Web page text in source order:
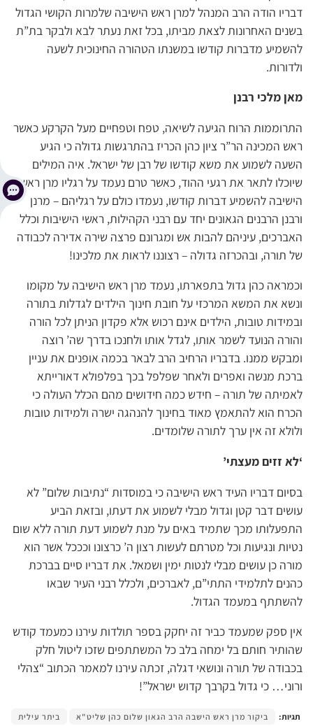
דבריו הודה הרב המנהל למרן ראש הישיבה שלמרות הקושי הגדול
בשנים האחרונות לצאת מביתו, בכל זאת נעתר לבא ולבקר בת”ת
להשמיע מדברות קודשו במשנתו הטהורה החינוכית לשעה
ולדורות.
מאן מלכי רבנן
התרוממות הרוח הגיעה לשיאה, טפח וטפחיים מעל הקרקע כאשר
ראש המכינה הר”ר ציון כהן הכריז בהתרגשות גדולה כי הגיע
השעה לשמוע את משא קודשו של רבן של ישראל. איה המילים
שיוכלו לתאר את רגעי ההוד, כאשר טרם נעמד על רגליו מרן ראש
הישיבה להשמיע דברות קודשו, נעמדו כולם על רגליהם – מרנן
ורבנן הרבנים הגאונים יחד עם רבני הקהילות, ראשי הישיבות וכלל
האברכים, עיניהם להבות אש ומגרונם פרצה שירה אדירה לכבודה
של תורה, ובהכרזה גדולה – רצוננו לראות את מלכינו!
וכמראה כהן גדול בתפארתו, נעמד מרן ראש הישיבה על מקומו
ונשא את המשא המרכזי על חובת חינוך הילדים לגדלות בתורה
ובמידות טובות, הילדים אינם רכוש אלא פקדון הניתן לכל הורה
והורה הנועד לשמר אותו, לגדל אותו ולחנכו בדרך שה’ רוצה
ומבקש ממנו. בדבריו הרחיב הרב לבאר בכמה אופנים את עניין
ברכת מנשה ואפרים ולאחר שפלפל בכך בפלפולא דאורייתא
לאמיתה של תורה – חידש כמה חידושים מהם הכלל העולה כי
הכרח הוא להתאמץ מאוד בחינוך להנהגה ישרה ולמידות טובות
ולולא זה אין ערך לתורה שלומדים.
‘לא זזים מעצתי’
בסיום דבריו העיד ראש הישיבה כי במוסדות “נתיבות שלום” לא
עושים דבר קטן וגדול מבלי לשמוע את דעתו, ובזאת הביע
התפעלותו מכך שתמיד באים על מנת לשמוע דעת תורה ללא שום
נטיות ונגיעות וכל מטרתם לעשות רצון ה’ כרצונו וכככל אשר הוא
מורה כן עושים מבלי לנטות ימין ושמאל. את דבריו סיים בברכת
כהנים לתלמידי התתי”ם, לאברכים, ולכלל רבני העיר שבאו
להשתתף במעמד הגדול.
אין ספק שמעמד כביר זה יחקק בספר תולדות עירנו כמעמד קודש
שהותיר חותם בל ימחה בלב כל המשתתפים שזכו ליטול חלק
בכבודה של תורה ונושאי דגלה, זכתה עירנו למאמר הכתוב “צהלי
ורוני… כי גדול בקרבך קדוש ישראל”!
תגיות: ביקור מרן ראש הישבה הרב הגאון שלום כהן שליט"א
ביתר עילית